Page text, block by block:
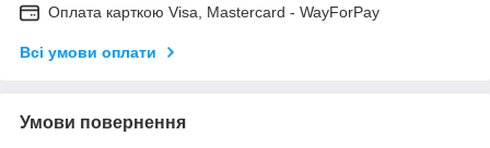
Оплата карткою Visa, Mastercard - WayForPay
Всі умови оплати
Умови повернення